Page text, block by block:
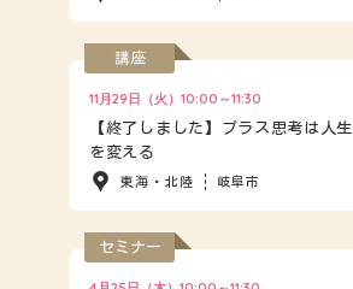
講座
11月29日（火）10:00～11:30
【終了しました】プラス思考は人生
を変える
東海・北陸 岐阜市
セミナー